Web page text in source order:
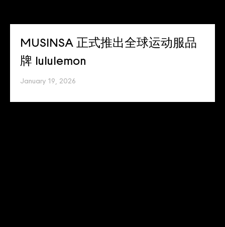
MUSINSA 正式推出全球运动服品
牌 lululemon
January 19, 2026